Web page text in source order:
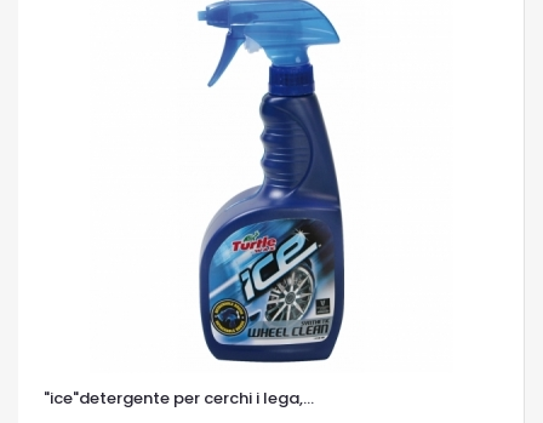
"ice"detergente per cerchi i lega,...